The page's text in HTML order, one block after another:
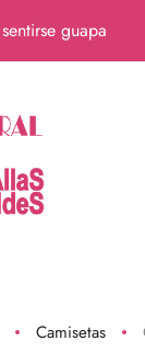
guapa
Camisetas